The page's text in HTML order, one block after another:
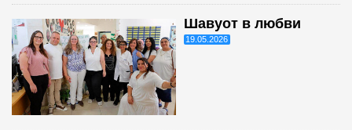
Шавуот в любви
19.05.2026